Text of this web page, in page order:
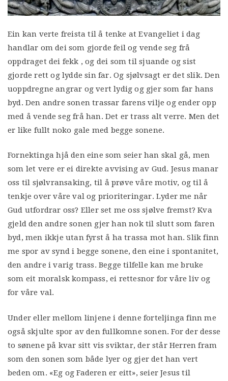
Ein kan verte freista til å tenke at Evangeliet i dag
handlar om dei som gjorde feil og vende seg frå
oppdraget dei fekk , og dei som til sjuande og sist
gjorde rett og lydde sin far. Og sjølvsagt er det slik. Den
uoppdregne angrar og vert lydig og gjer som far hans
byd. Den andre sonen trassar farens vilje og ender opp
med å vende seg frå han. Det er trass alt verre. Men det
er like fullt noko gale med begge sonene.
Fornektinga hjå den eine som seier han skal gå, men
som let vere er ei direkte avvising av Gud. Jesus manar
oss til sjølvransaking, til å prøve våre motiv, og til å
tenkje over våre val og prioriteringar. Lyder me når
Gud utfordrar oss? Eller set me oss sjølve fremst? Kva
gjeld den andre sonen gjer han nok til slutt som faren
byd, men ikkje utan fyrst å ha trassa mot han. Slik finn
me spor av synd i begge sonene, den eine i spontanitet,
den andre i varig trass. Begge tilfelle kan me bruke
som eit moralsk kompass, ei rettesnor for våre liv og
for våre val.
Under eller mellom linjene i denne forteljinga finn me
også skjulte spor av den fullkomne sonen. For der desse
to sønene på kvar sitt vis sviktar, der står Herren fram
som den sonen som både lyer og gjer det han vert
beden om. «Eg og Faderen er eitt», seier Jesus til